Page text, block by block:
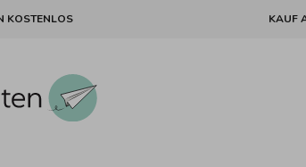
KOSTENLOS KAUF